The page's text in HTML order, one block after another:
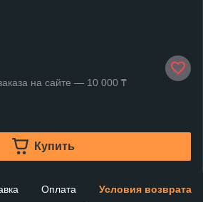
на сайте — 10 000 ₸
Купить
Оплата Условия возврата